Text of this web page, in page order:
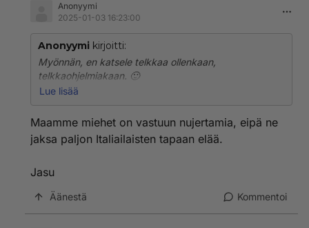
Anonyymi
2025-01-03 16:23:00
Anonyymi kirjoitti:
Myönnän, en katsele telkkaa ollenkaan,
telkkaohjelmiakaan. 🙂
alkuhuumassa, kännissä tai työttöminä tai
vastuuttomina töistä eläke tms. helpotus, ne jaksaa
villiintyä ja olla reippaita.
Jasu
Lue lisää
Maamme miehet on vastuun nujertamia, eipä ne
jaksa paljon Italiailaisten tapaan elää.
Jasu
Äänestä Kommentoi